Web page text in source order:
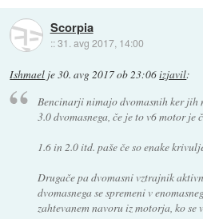
Scorpia
::31. avg 2017, 14:00
Ishmael je30. avg 2017 ob 23:06izjavil:
Bencinarji nimajo dvomasnih ker jih
3.0 dvomasnega, če je to v6 motor je
1.6 in 2.0 itd. paše če so enake
Drugače pa dvomasni vztrajnik
dvomasnega se spremeni v
zahtevanem navoru iz motorja, ko se